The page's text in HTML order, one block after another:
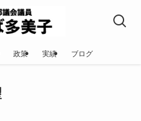
政策 実績 ブログ